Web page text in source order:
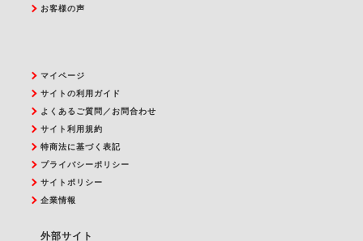
お客様の声
マイページ
サイトの利用ガイド
よくあるご質問／お問合わせ
サイト利用規約
特商法に基づく表記
プライバシーポリシー
サイトポリシー
企業情報
外部サイト